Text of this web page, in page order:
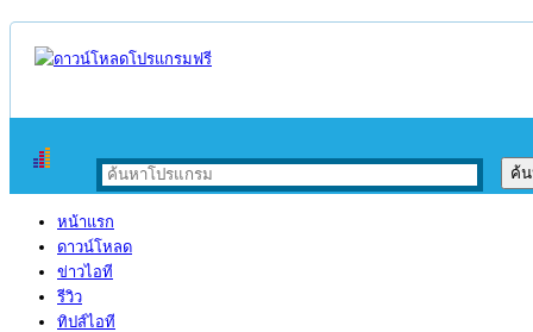
หน้าแรก
ดาวน์โหลด
ข่าวไอที
รีวิว
ทิปส์ไอที